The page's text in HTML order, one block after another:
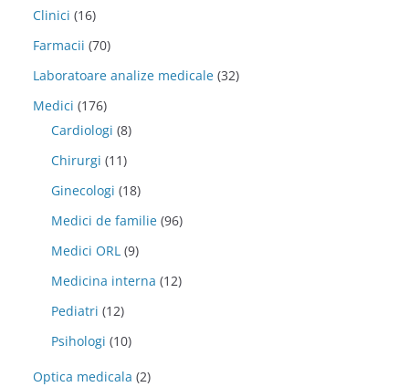
Clinici (16)
Farmacii (70)
Laboratoare analize medicale (32)
Medici (176)
Cardiologi (8)
Chirurgi (11)
Ginecologi (18)
Medici de familie (96)
Medici ORL (9)
Medicina interna (12)
Pediatri (12)
Psihologi (10)
Optica medicala (2)